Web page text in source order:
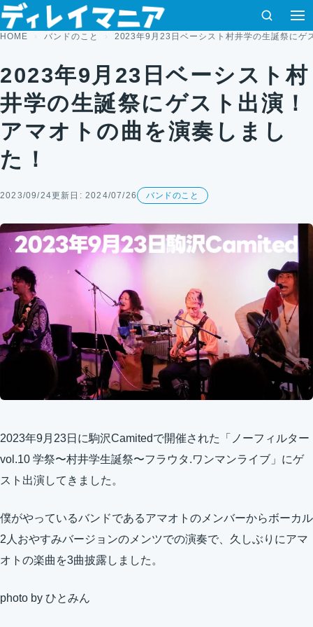
コンテンツへスキップ
検索
HOME バンドのこと 2023年9月23日ベーシスト村井学の生誕祭にゲ
2023年9月23日ベーシスト村
井学の生誕祭にゲスト出演！
アマオトの曲を演奏しまし
た！
2023/09/24更新日: 2024/07/26 バンドのこと
2023年9月23日に駒沢Camitedで開催された「ノーフィルター
vol.10 学祭〜村井学生誕祭〜フラウタ.ワンマンライブ」にゲ
スト出演してきました。
僕がやっているバンドであるアマオトのメンバーからボーカル
2人おやすみバージョンのメンツでの演奏で、久しぶりにアマ
オトの楽曲を3曲披露しました。
photo by ひとみん